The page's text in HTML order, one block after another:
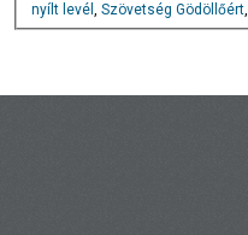
nyílt levél , Szövetség Gödöllőért,